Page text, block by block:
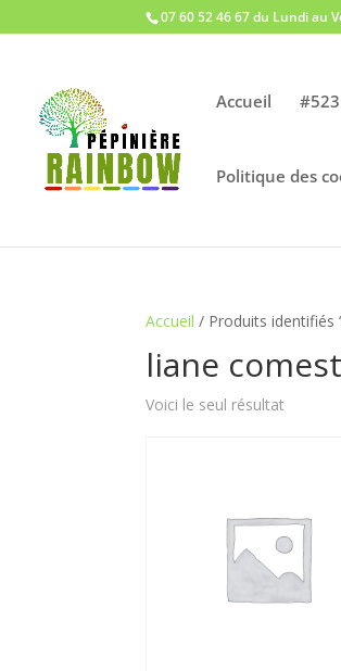
07 60 52 46 67 du Lundi au
Accueil
Politique des
Accueil / Produits identifiés
liane
Voici le seul résultat